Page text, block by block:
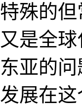
殊的
是全
亚的
展在